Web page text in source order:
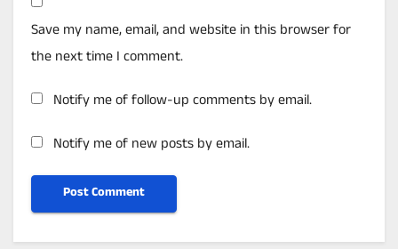
Save my name, email, and website in this browser for
the next time I comment.
Notify me of follow-up comments by email.
Notify me of new posts by email.